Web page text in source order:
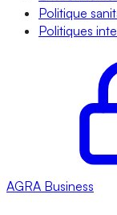
Politique
Politiques
AGRA Business